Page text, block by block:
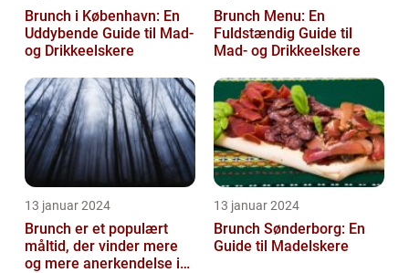
Brunch i København: En
Uddybende Guide til Mad-
og Drikkeelskere
Brunch Menu: En
Fuldstændig Guide til
Mad- og Drikkeelskere
13 januar 2024
Brunch er et populært
måltid, der vinder mere
og mere anerkendelse i
13 januar 2024
Brunch Sønderborg: En
Guide til Madelskere